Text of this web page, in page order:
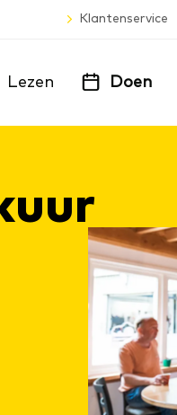
Lezen Doen
Klantenservice